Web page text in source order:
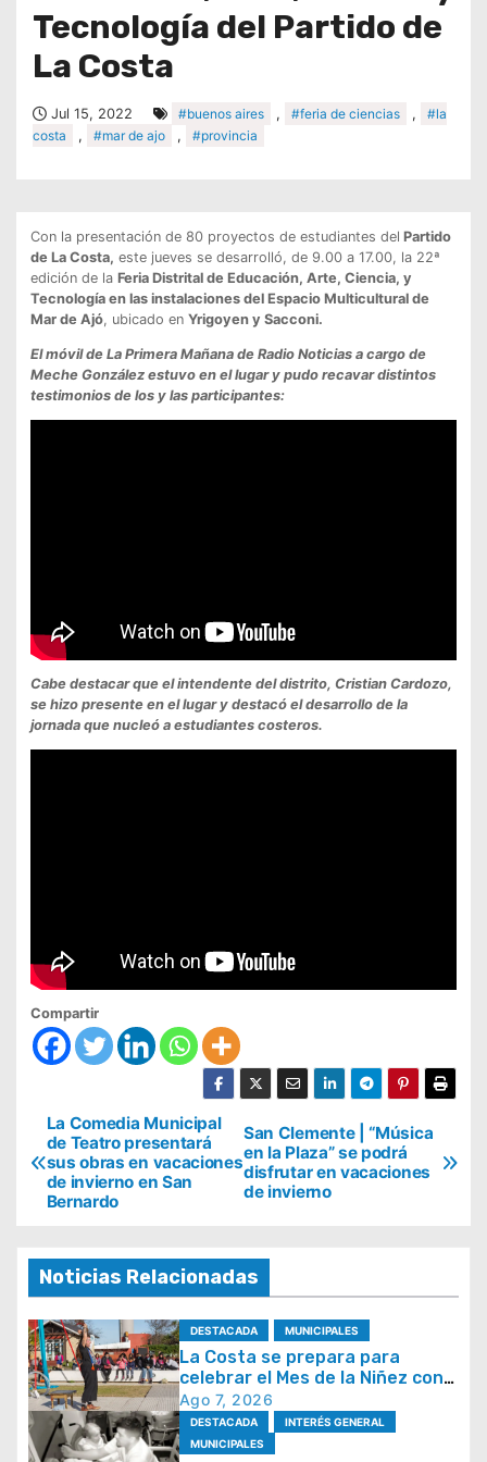
Tecnología del Partido de
La Costa
Jul 15, 2022 #buenos aires , #feria de ciencias ,
#la
costa
, #mar de ajo , #provincia
Con la presentación de 80 proyectos de estudiantes del Partido
de La Costa, este jueves se desarrolló, de 9.00 a 17.00, la 22ª
edición de la Feria Distrital de Educación, Arte, Ciencia, y
Tecnología en las instalaciones del Espacio Multicultural de
Mar de Ajó, ubicado en Yrigoyen y Sacconi.
El móvil de La Primera Mañana de Radio Noticias a cargo de
Meche González estuvo en el lugar y pudo recavar distintos
testimonios de los y las participantes:
Cabe destacar que el intendente del distrito, Cristian Cardozo,
se hizo presente en el lugar y destacó el desarrollo de la
jornada que nucleó a estudiantes costeros.
Compartir
N
a
g
a
c
i
ó
n
San Clemente | “Música
en la Plaza” se podrá
disfrutar en vacaciones
de invierno
La Comedia Municipal
de Teatro presentará
sus obras en vacaciones
de invierno en San
Bernardo
Noticias Relacionadas
DESTACADA MUNICIPALES
La Costa se prepara para
celebrar el Mes de la Niñez con
juegos y espectáculos
Ago 7, 2026
DESTACADA
INTERÉS GENERAL
MUNICIPALES